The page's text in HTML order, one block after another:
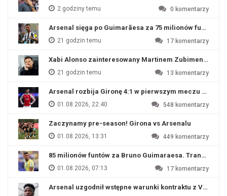
2 godziny temu 0 komentarzy
Arsenal sięga po Guimarãesa za 75 milionów funtów
21 godzin temu 17 komentarzy
Xabi Alonso zainteresowany Martinem Zubimendim
21 godzin temu 13 komentarzy
Arsenal rozbija Gironę 4:1 w pierwszym meczu
01.08.2026, 22:40 548 komentarzy
Zaczynamy pre-season! Girona vs Arsenalu
01.08.2026, 13:31 449 komentarzy
85 milionów funtów za Bruno Guimaraesa. Transfer
01.08.2026, 07:13 17 komentarzy
Arsenal uzgodnił wstępne warunki kontraktu z